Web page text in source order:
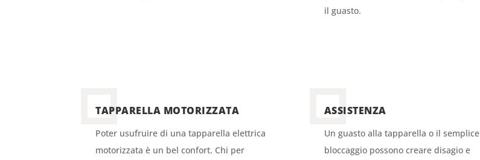
il guasto.
TAPPARELLA MOTORIZZATA
Poter usufruire di una tapparella elettrica
motorizzata è un bel confort. Chi per
ASSISTENZA
Un guasto alla tapparella o il semplice
bloccaggio possono creare disagio e